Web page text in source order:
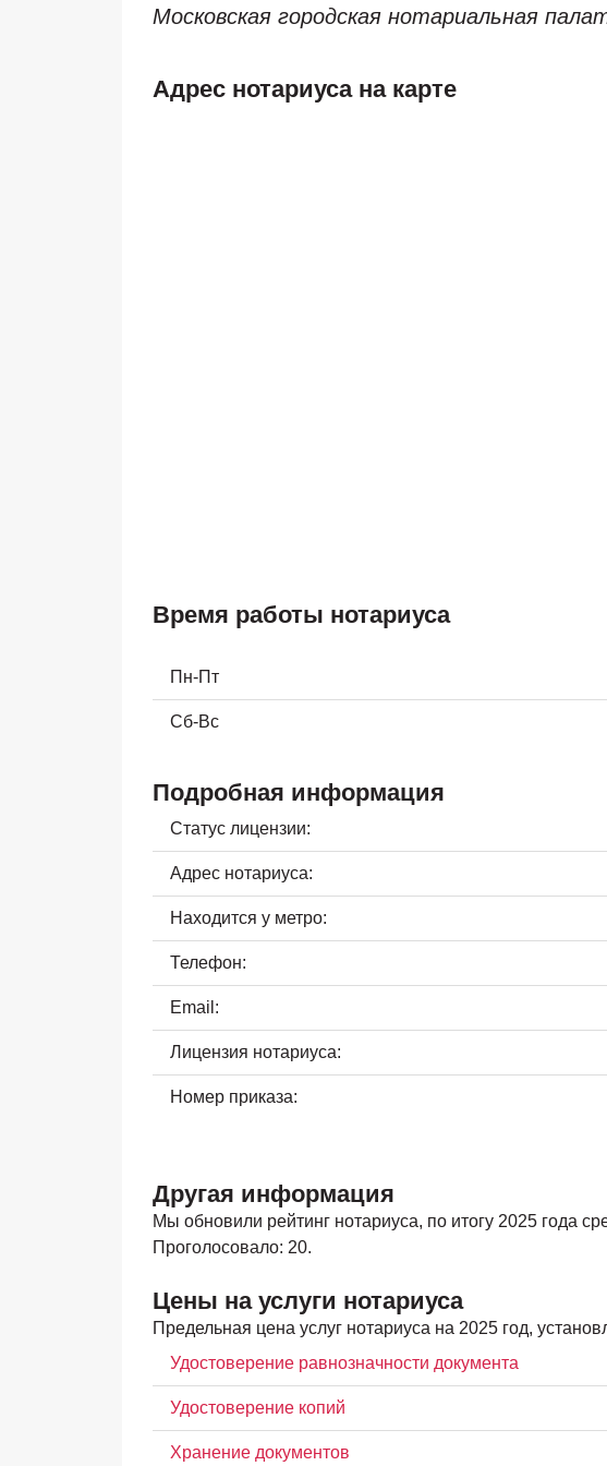
Московская городская нотариальная
Адрес нотариуса на карте
Время работы нотариуса
Пн-Пт
Сб-Вс
Подробная информация
Статус лицензии:
Адрес нотариуса:
Находится у метро:
Телефон:
Email:
Лицензия нотариуса:
Номер приказа:
Другая информация
Мы обновили рейтинг нотариуса, по итогу 2025 года
Проголосовало: 20.
Цены на услуги нотариуса
Предельная цена услуг нотариуса на 2025 год,
Удостоверение равнозначности документа
Удостоверение копий
Хранение документов